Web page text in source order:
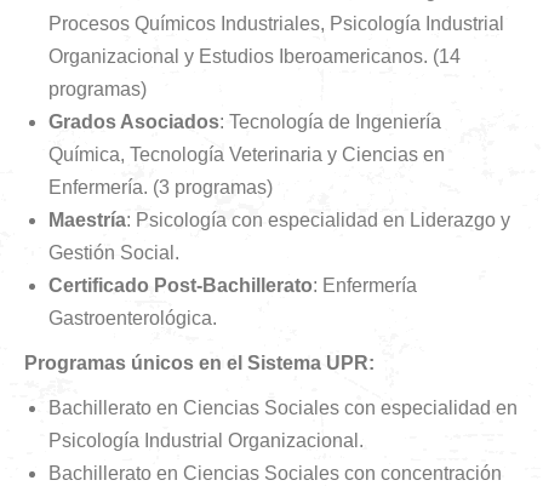
Procesos Químicos Industriales, Psicología Industrial
Organizacional y Estudios Iberoamericanos. (14
programas)
Grados Asociados: Tecnología de Ingeniería
Química, Tecnología Veterinaria y Ciencias en
Enfermería.​ (3 programas)
Maestría: Psicología con especialidad en Liderazgo y
Gestión Social.​
Certificado Post-Bachillerato: Enfermería
Gastroenterológica.​
Programas únicos en el Sistema UPR:​
Bachillerato en Ciencias Sociales con especialidad en
Psicología Industrial Organizacional.​
Bachillerato en Ciencias Sociales con concentración